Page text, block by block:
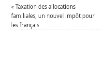
« Taxation des allocations
familiales, un nouvel impôt pour
les français